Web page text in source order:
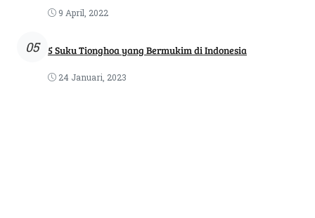
9 April, 2022
05 5 Suku Tionghoa yang Bermukim di Indonesia
24 Januari, 2023